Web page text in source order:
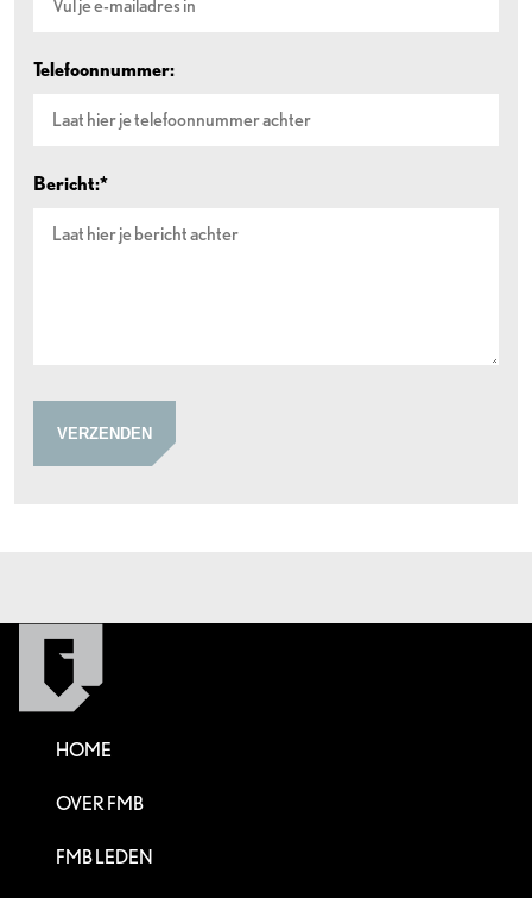
Telefoonnummer:
Bericht:*
VERZENDEN
HOME
OVER FMB
FMB LEDEN